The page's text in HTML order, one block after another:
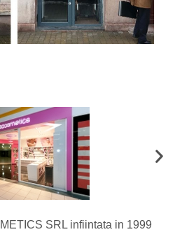
SRL infiintata in 1999